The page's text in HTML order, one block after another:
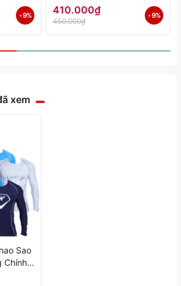
- 9%
A4197-03 - Hàng Chính
Hãng
410.000₫
450.000₫
- 9%
xem
Sao
Chính